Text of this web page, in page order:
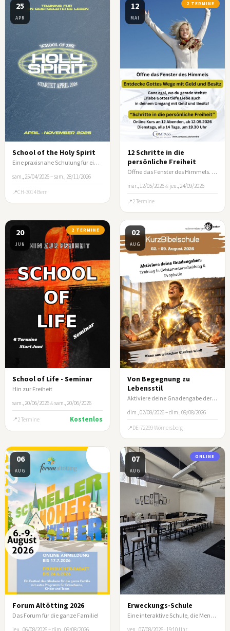
25
APR
School of the Holy Spirit
Eine praxisnahe Schulung für ein vom Heiligen Geist geleitetes Leben
sam., 25/04/2026 – sam., 28/11/2026
CH-3014 Bern
12
MAI
2 TERMINE
12 Schritte in die
persönliche Freiheit
Öffne das Fenster des Himmels. Entdecke Gottes Wege mit Geld und Besitz!
mar., 12/05/2026& jeu., 24/09/2026
2 Termine
20
JUN
2 TERMINE
School of Life - Seminar
Hin zur Freiheit
sam., 20/06/2026&sam., 20/06/2026
2 Termine Kostenlos
02
AUG
Von Begegnung zu
Lebensstil
Aktiviere deine Gnadengabe der Prophetie und der Geisterunterscheidung
dim., 02/08/2026 – dim., 09/08/2026
DE-72299 Wörnersberg
06
AUG
Forum Altötting 2026
Das Forum für die ganze Familie!
07
AUG
ONLINE
Erweckungs-Schule
Eine interaktive Schule, die Menschen befähigt, aus ihrer Identität in Christus zu leben.